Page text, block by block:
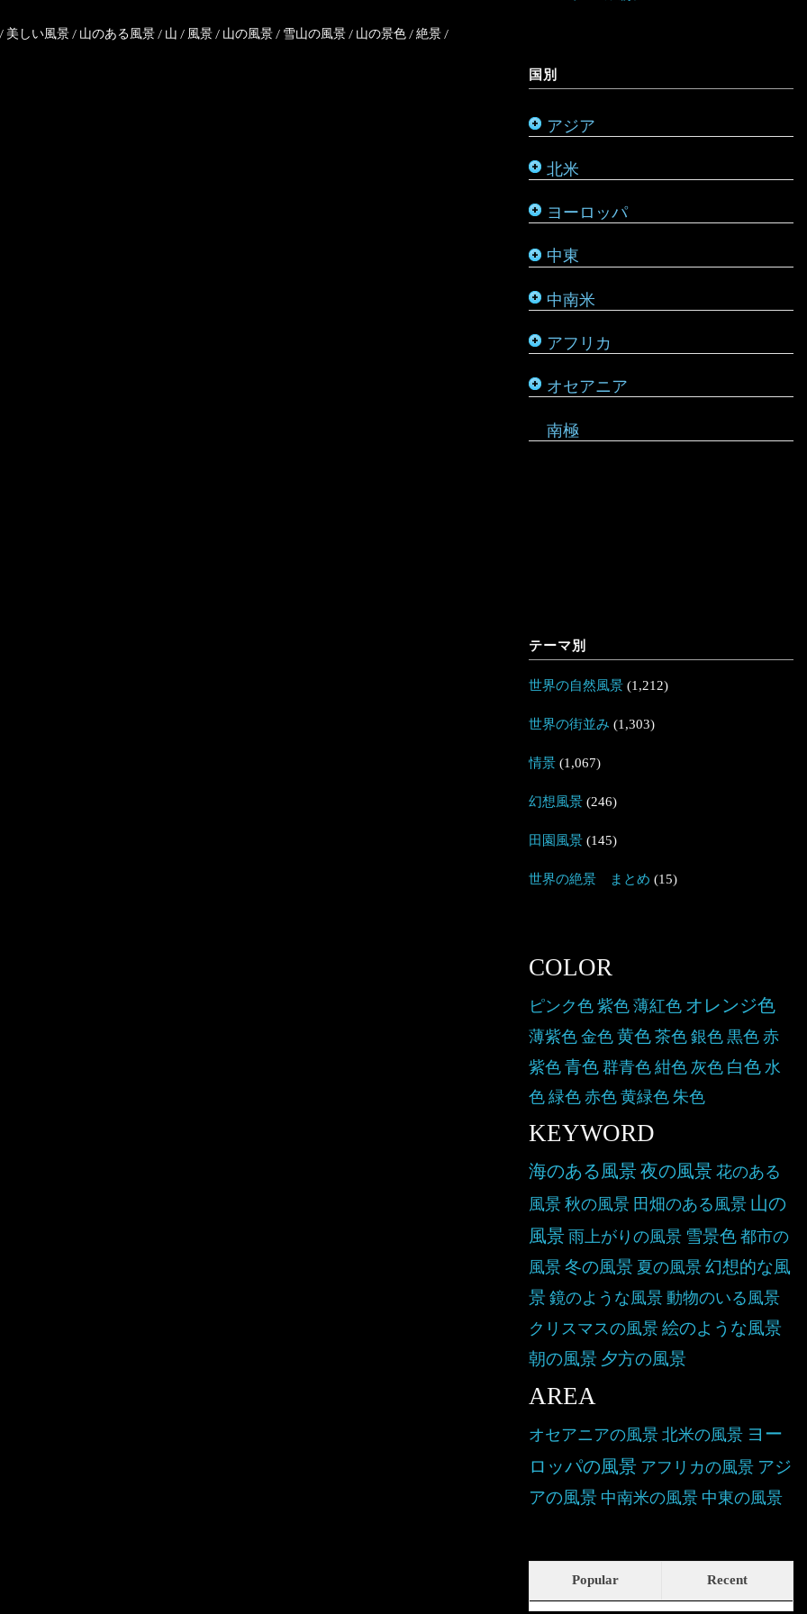
美しい風景/ 山のある風景/ 山 / 風景/ 山の風景/ 雪山の風景/ 山の景色/絶景/
国別
アジア
モルディブ
北米
カナダ
メキシコ
ヨーロッパ
ルーマニア
ルクセンブルク
ロシア
タタールスタン共和国
中東
シリア
バーレーン
パレスチナ
ヨルダン
レバノン
中南米
ブラジル
ベネズエラ
ベリーズ
ペルー
ボリビア
ホンジュラス
アフリカ
マダガスカル
マラウイ
南アフリカ
モザンビーク
モロッコ
モーリシャス
ルワンダ
オセアニア
サモア
ソロモン諸島
トンガ
ニュージーランド
バヌアツ
パラオ
仏領ポリネシア
タヒチ
マーシャル諸島
南極
テーマ別
世界の自然風景 (1,212)
世界の街並み (1,303)
情景 (1,067)
幻想風景 (246)
田園風景 (145)
世界の絶景 まとめ (15)
COLOR
ピンク色 紫色 薄紅色 オレンジ色
薄紫色 金色 黄色 茶色 銀色 黒色 赤
紫色 青色 群青色 紺色 灰色 白色 水
色 緑色 赤色 黄緑色 朱色
KEYWORD
海のある風景夜の風景 花のある
風景 秋の風景 田畑のある風景 山の
風景 雨上がりの風景 雪景色 都市の
風景 冬の風景 夏の風景 幻想的な風
景 鏡のような風景 動物のいる風景
クリスマスの風景 絵のような風景
朝の風景 夕方の風景
AREA
オセアニアの風景 北米の風景 ヨー
ロッパの風景 アフリカの風景 アジ
アの風景 中南米の風景 中東の風景
Popular Recent